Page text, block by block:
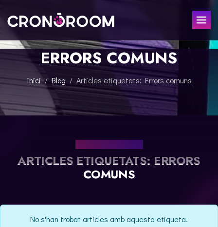
ESCAPE ROOM
EL TRESOR DEL JAGUAR
CRONODETECTIVES
CLASSE DE POCIONS
PER A XIQUETS
ESDEVENIMENTS
RESERVAR
ERRORS COMUNS
Inici Blog Articles etiquetats: Errors comuns
ARTICLES ETIQUETATS: ERRORS
COMUNS
No s'han trobat articles amb aquesta etiqueta.